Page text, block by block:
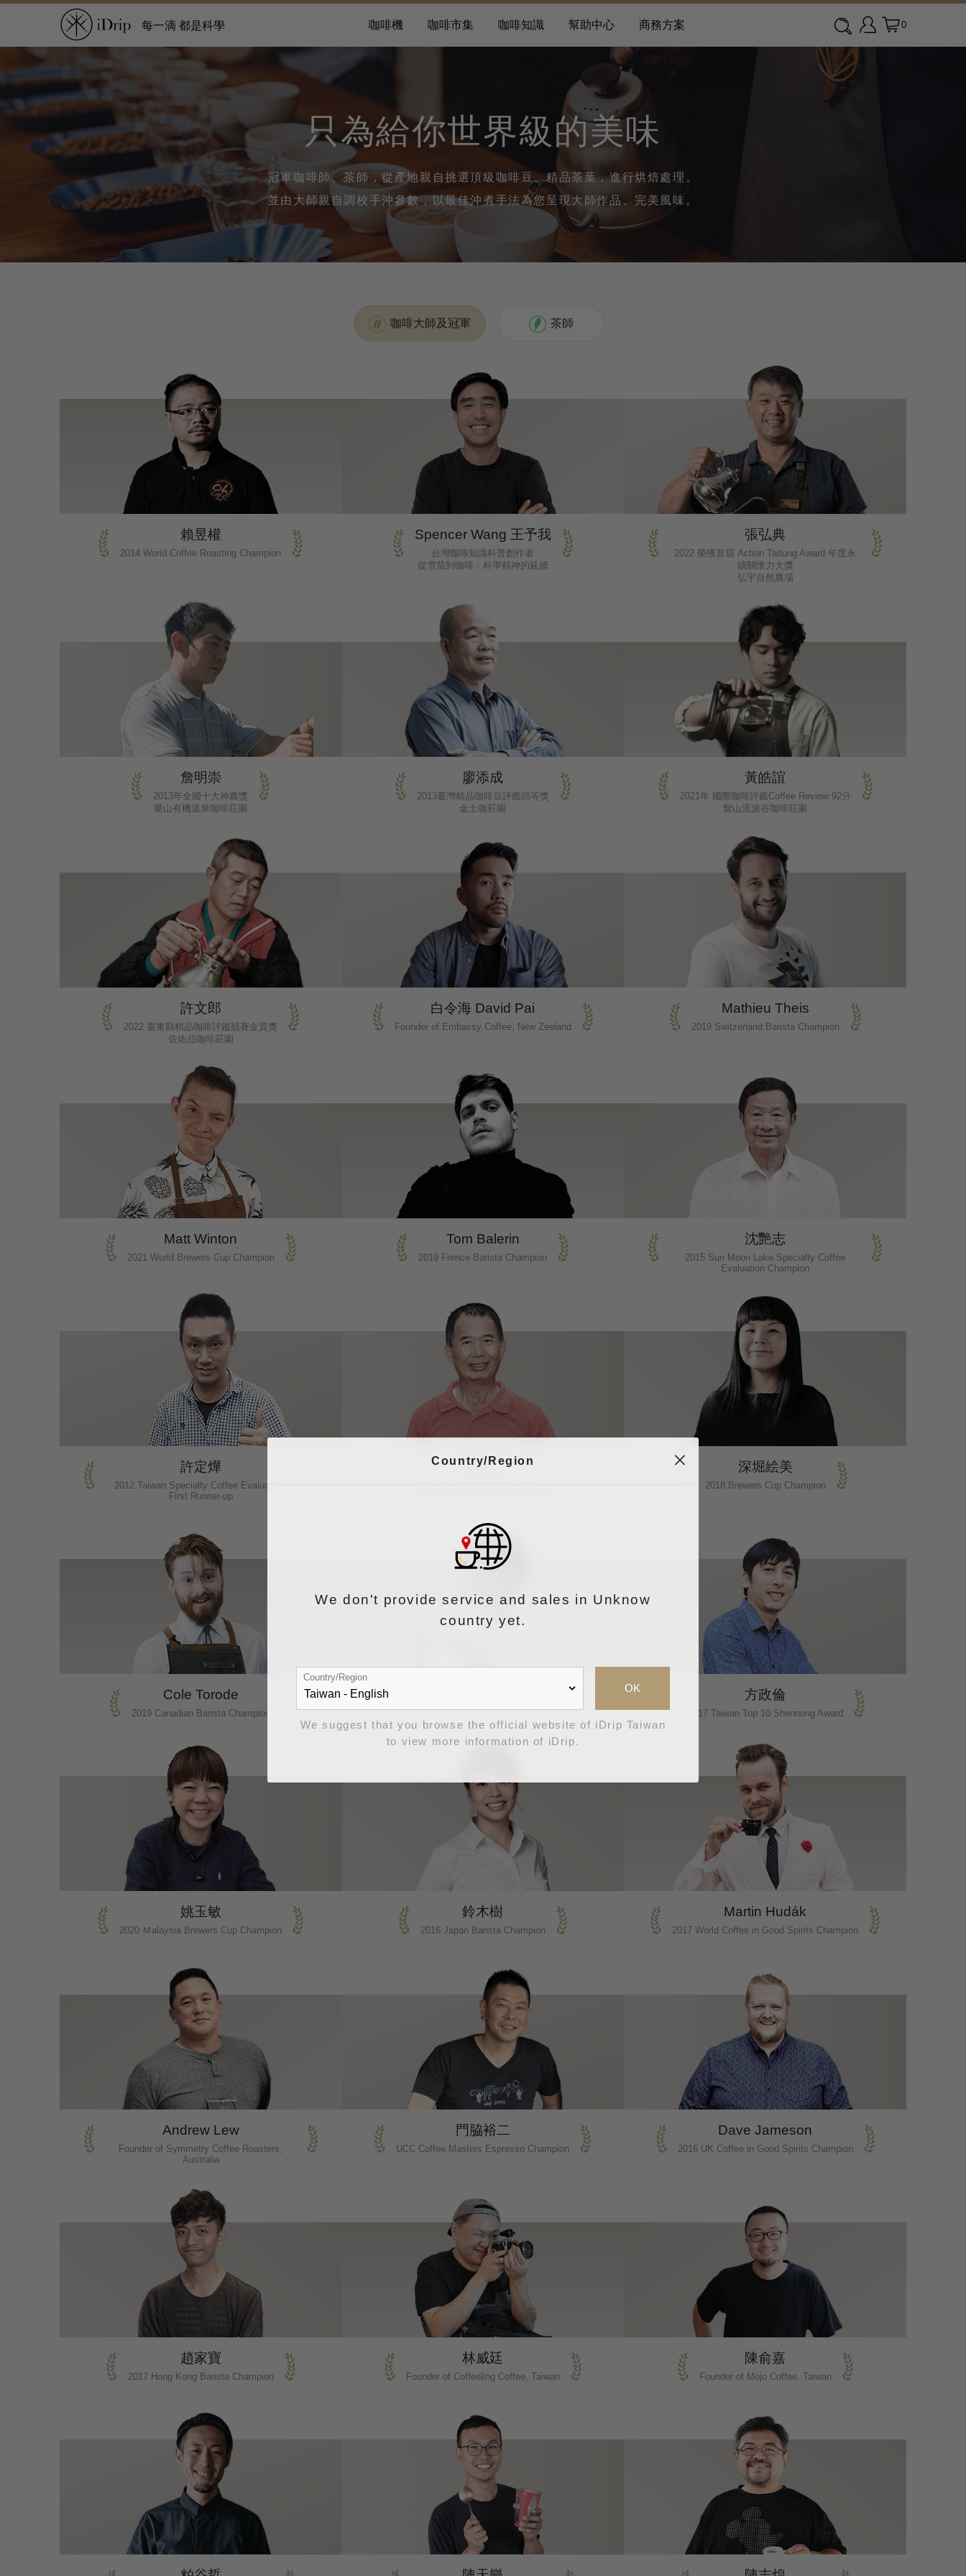
每一滴 都是科學 咖啡機 咖啡市集 咖啡知識 幫助中心 商務方案 0
只為給你世界級的美味
冠軍咖啡師、茶師，從產地親自挑選頂級咖啡豆、精品茶葉，進行烘焙處理。
並由大師親自調校手沖參數，以最佳沖煮手法為您呈現大師作品、完美風味。
咖啡大師及冠軍 茶師
賴昱權
2014 World Coffee Roasting Champion
Spencer Wang 王予我
台灣咖啡知識科普創作者
從雪茄到咖啡：科學精神的延續
張弘典
2022 榮獲首屆 Action Taitung Award 年度永
續關懷力大獎
弘宇自然農場
詹明崇
2013年全國十大神農獎
樂山有機溫泉咖啡莊園
廖添成
2013臺灣精品咖啡豆評鑑頭等獎
金土咖莊園
黃皓誼
2021年 國際咖啡評鑑Coffee Review 92分
鸞山流淚谷咖啡莊園
許文郎
2022 臺東縣精品咖啡評鑑競賽金質獎
佐佑品咖啡莊園
白令海 David Pai
Founder of Embassy Coffee, New Zeeland
Mathieu Theis
2019 Switzerland Barista Champion
Matt Winton
2021 World Brewers Cup Champion
Tom Balerin
2019 Frence Barista Champion
沈艷志
2015 Sun Moon Lake Specialty Coffee
Evaluation Champion
許定燁
2012 Taiwan Specialty Coffee Evaluation-
First Runner-up
鍾旭亮 深堀絵美
2018 Brewers Cup Champion
Cole Torode
2019 Canadian Barista Champion 2009 World Siphonist Champion
方政倫
2017 Taiwan Top 10 Shennong Award
姚玉敏
2020 Ｍalaysia Brewers Cup Champion
鈴木樹
2016 Japan Barista Champion
Martin Hudák
2017 World Coffee in Good Spirits Champion
Andrew Lew
Founder of Symmetry Coffee Roasters,
Australia
門脇裕二
UCC Coffee Masters Espresso Champion
Dave Jameson
2016 UK Coffee in Good Spirits Champion
趙家寶
2017 Hong Kong Barista Champion
林威廷
Founder of Coffeeling Coffee, Taiwan
陳俞嘉
Founder of Mojo Coffee, Taiwan
Country/Region
We don't provide service and sales in Unknow
country yet.
Country/Region
OK
We suggest that you browse the official website of iDrip Taiwan
to view more information of iDrip.